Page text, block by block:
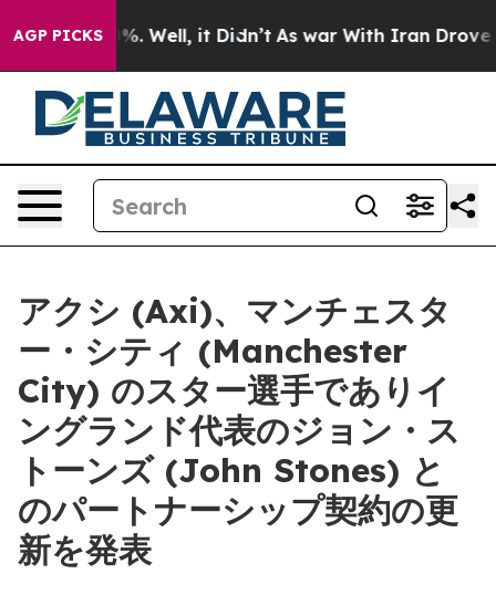
AGP PICKS40%. Well, it Didn’t As war With Iran Drove oil
アクシ (Axi)、マンチェスタ
ー・シティ (Manchester
City) のスター選手でありイ
ングランド代表のジョン・ス
トーンズ (John Stones) と
のパートナーシップ契約の更
新を発表